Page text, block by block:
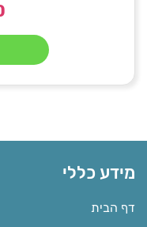
מידע כללי
דף הבית